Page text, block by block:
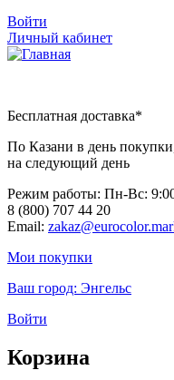
Войти
Личный кабинет
Бесплатная доставка*
По Казани в день
на следующий день
Режим работы: Пн-Вc:
8 (800) 707 44 20
Email:
Мои покупки
Ваш город: Энгельс
Войти
Корзина